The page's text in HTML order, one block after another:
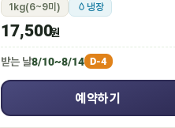
1kg(6~9미) 냉장
17,500원
받는 날8/10~8/14 D-4
예약하기